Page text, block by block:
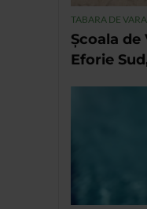
TABARA DE
Școala de
Eforie